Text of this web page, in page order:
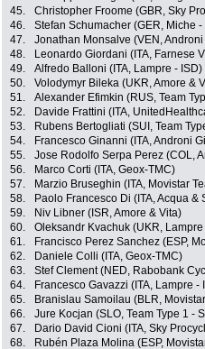
45.
Christopher Froome (GBR, Sky
46.
Stefan Schumacher (GER, Miche
47.
Jonathan Monsalve (VEN,
48.
Leonardo Giordani (ITA, Farnese
49.
Alfredo Balloni (ITA, Lampre - ISD)
50.
Volodymyr Bileka (UKR, Amore &
51.
Alexander Efimkin (RUS, Team
52.
Davide Frattini (ITA,
53.
Rubens Bertogliati (SUI, Team
54.
Francesco Ginanni (ITA, Androni
55.
Jose Rodolfo Serpa Perez (COL,
56.
Marco Corti (ITA, Geox-TMC)
57.
Marzio Bruseghin (ITA, Movistar
58.
Paolo Francesco Di (ITA, Acqua &
59.
Niv Libner (ISR, Amore & Vita)
60.
Oleksandr Kvachuk (UKR, Lampre
61.
Francisco Perez Sanchez (ESP,
62.
Daniele Colli (ITA, Geox-TMC)
63.
Stef Clement (NED, Rabobank
64.
Francesco Gavazzi (ITA, Lampre -
65.
Branislau Samoilau (BLR,
66.
Jure Kocjan (SLO, Team Type 1 -
67.
Dario David Cioni (ITA, Sky
68.
Rubén Plaza Molina (ESP,